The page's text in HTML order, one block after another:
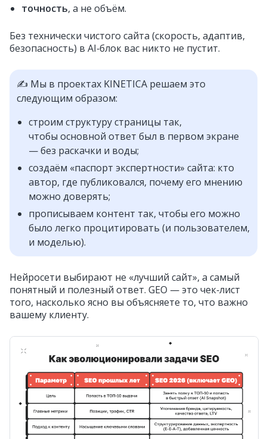
точность, а не объём.
Без технически чистого сайта (скорость, адаптив,
безопасность) в AI‑блок вас никто не пустит.
✍ Мы в проектах KINETICA решаем это
следующим образом:
строим структуру страницы так,
чтобы основной ответ был в первом экране
— без раскачки и воды;
создаём «паспорт экспертности» сайта: кто
автор, где публиковался, почему его мнению
можно доверять;
прописываем контент так, чтобы его можно
было легко процитировать (и пользователем,
и моделью).
Нейросети выбирают не «лучший сайт», а самый
понятный и полезный ответ. GEO — это чек‑лист
того, насколько ясно вы объясняете то, что важно
вашему клиенту.